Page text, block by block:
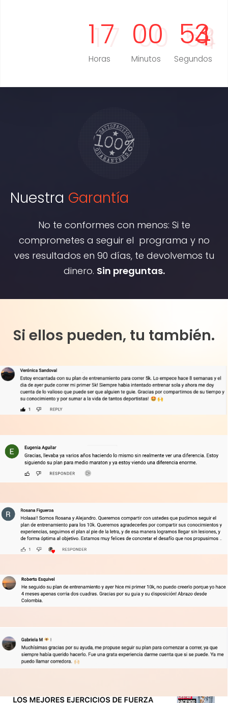
1 7
Horas
00
Minutos
52
Segundos
Nuestra Garantía
No te conformes con menos: Si te
comprometes a seguir el programa y no
ves resultados en 90 días, te devolvemos tu
dinero. Sin preguntas.
Si ellos pueden, tu también.